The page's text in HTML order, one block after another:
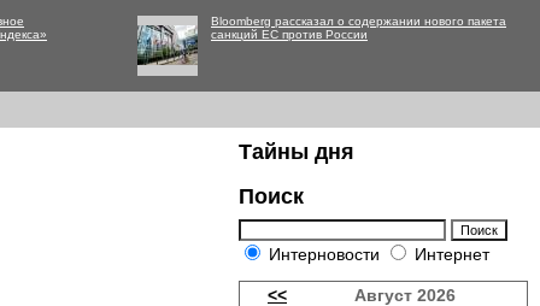
Bloomberg рассказал о содержании нового пакета
санкций ЕС против России
Тайны дня
Поиск
Интерновости Интернет
<<
Август 2026